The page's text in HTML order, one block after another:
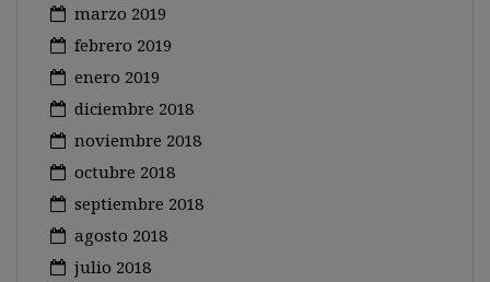
marzo 2019
febrero 2019
enero 2019
diciembre 2018
noviembre 2018
octubre 2018
septiembre 2018
agosto 2018
julio 2018